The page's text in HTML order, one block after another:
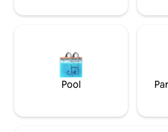
zusätzliche Gebühr für Haustiere
Pool